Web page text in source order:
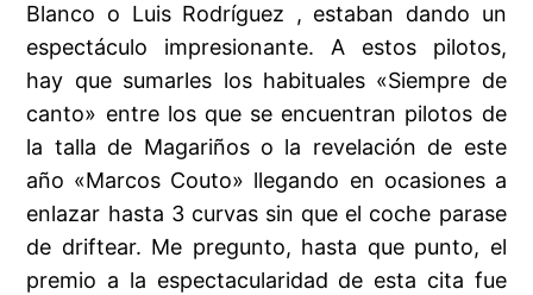
Blanco o Luis Rodríguez , estaban dando un
espectáculo impresionante. A estos pilotos,
hay que sumarles los habituales «Siempre de
canto» entre los que se encuentran pilotos de
la talla de Magariños o la revelación de este
año «Marcos Couto» llegando en ocasiones a
enlazar hasta 3 curvas sin que el coche parase
de driftear. Me pregunto, hasta que punto, el
premio a la espectacularidad de esta cita fue